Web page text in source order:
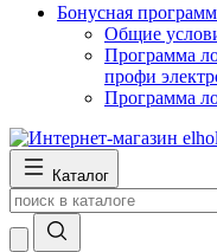
Бонусная
Общие
Программа
профи
Программа
Каталог